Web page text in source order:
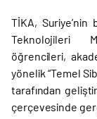
TİKA, Suriye’nin
Teknolojileri
öğrencileri,
yönelik “Temel
tarafından
çerçevesinde